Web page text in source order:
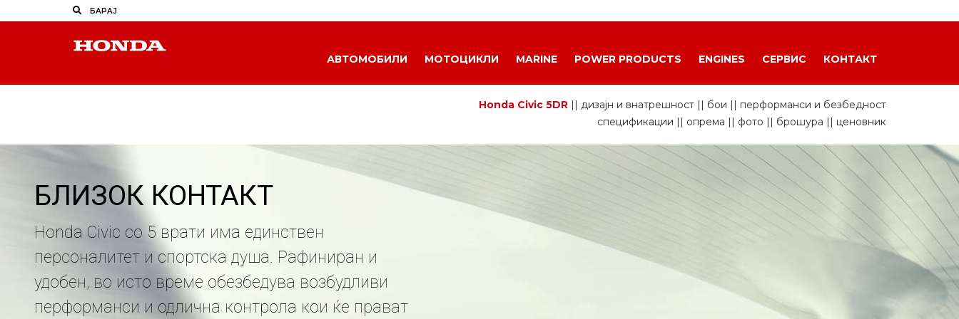
АВТОМОБИЛИ МОТОЦИКЛИ MARINE POWER PRODUCTS ENGINES СЕРВИС КОНТАКТ
Civic 5DR до 04-2021
Home Civic 5DR до 04-2021
Honda Civic 5DR || дизајн и внатрешност || бои || перформанси и безбедност
спецификации || опрема || фото || брошура || ценовник
Honda Civic со 5 врати има единствен
персоналитет и спортска душа. Рафиниран и
удобен, во исто време обезбедува возбудливи
перформанси и одлична контрола кои ќе прават
БЛИЗОК КОНТАКТ